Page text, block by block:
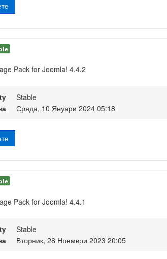
Pack for Joomla! 4.4.2
Stable
Сряда, 10 Януари 2024 05:18
Pack for Joomla! 4.4.1
Stable
Вторник, 28 Ноември 2023 20:05